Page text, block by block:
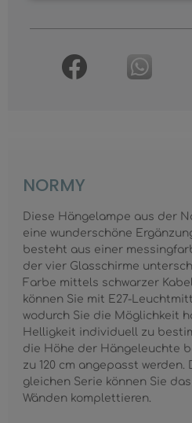
NORMY
Diese Hängelampe aus der
eine wunderschöne
besteht aus einer
der vier Glasschirme
Farbe mittels schwarzer
können Sie mit E27-
wodurch Sie die Möglichkeit
Helligkeit individuell zu
die Höhe der Hängeleuchte
zu 120 cm angepasst
gleichen Serie können Sie
Wänden komplettieren.